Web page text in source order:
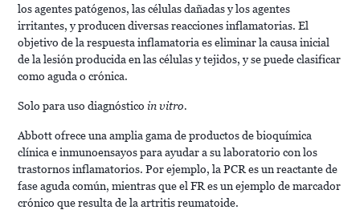
los agentes patógenos, las células dañadas y los agentes
irritantes, y producen diversas reacciones inflamatorias. El
objetivo de la respuesta inflamatoria es eliminar la causa inicial
de la lesión producida en las células y tejidos, y se puede clasificar
como aguda o crónica.
Solo para uso diagnósticoin vitro.
Abbott ofrece una amplia gama de productos de bioquímica
clínica e inmunoensayos para ayudar a su laboratorio con los
trastornos inflamatorios. Por ejemplo, la PCR es un reactante de
fase aguda común, mientras que el FR es un ejemplo de marcador
crónico que resulta de la artritis reumatoide.